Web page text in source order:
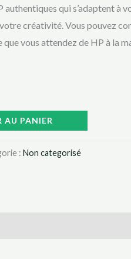
qui s’adaptent à
créativité. Vous pouvez
vous attendez de HP à la
AU PANIER
: Non categorisé